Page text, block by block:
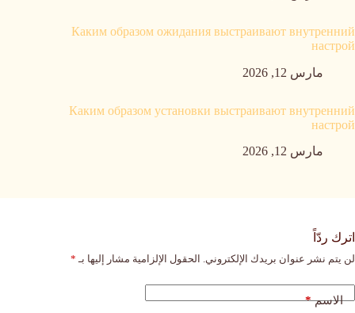
Каким образом ожидания выстраивают внутренний
настрой
مارس 12, 2026
Каким образом установки выстраивают внутренний
настрой
مارس 12, 2026
اترك ردّاً
لن يتم نشر عنوان بريدك الإلكتروني. الحقول الإلزامية مشار إليها بـ *
الاسم*